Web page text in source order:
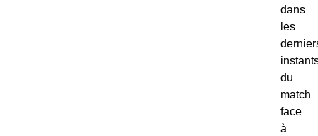
dans
les
du
match
face
à